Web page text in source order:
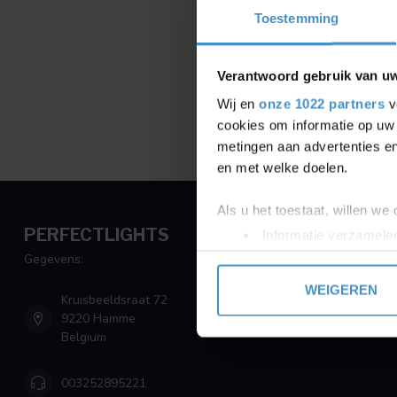
Toestemming
Verantwoord gebruik van
Wij en onze 1022 partners
cookies om informatie op
metingen aan advertenties
en met welke doelen.
Als u het toestaat, willen we
Informatie
Uw apparaat
toestemming op elk
We gebruiken cookies om
websiteverkeer te
WEIGEREN
PERFECTLIGHTS
Gegevens:
Kruisbeeldsraat 72
9220 Hamme
Belgium
003252895221